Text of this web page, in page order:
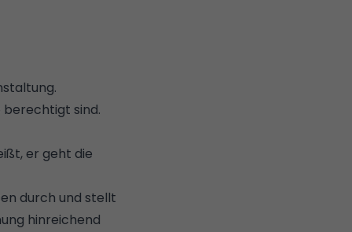
berechtigt sind.
er geht die
durch und stellt
hinreichend